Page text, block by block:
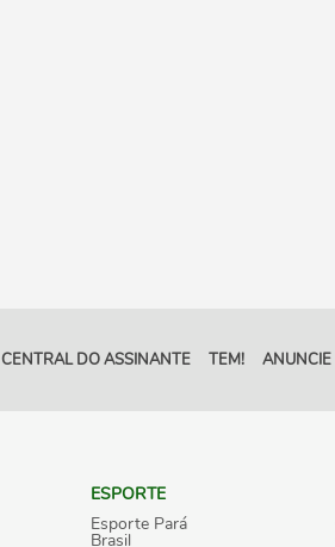
CENTRAL DO ASSINANTE TEM! ANUNCIE
ESPORTE
Esporte Pará
Brasil